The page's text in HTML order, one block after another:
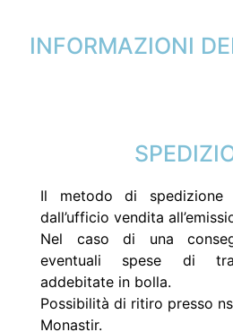
INFORMAZIONI
Il metodo di spedizione
dall’ufficio vendita
Nel caso di una
eventuali spese di
addebitate in bolla.
Possibilità di ritiro presso
Monastir.